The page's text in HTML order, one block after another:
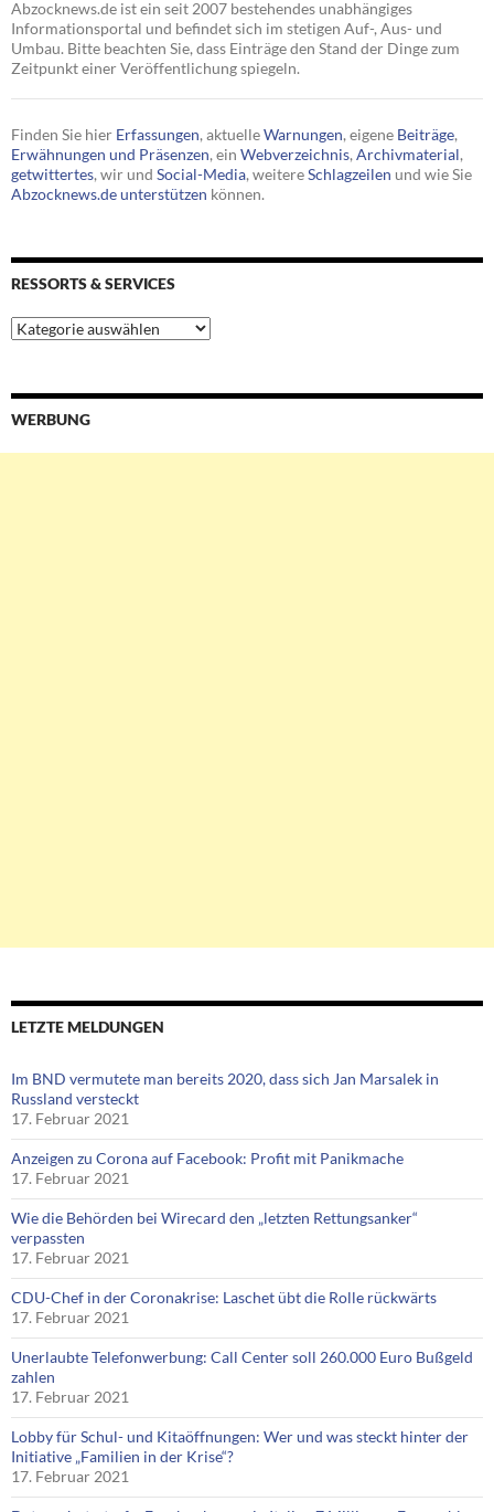
Abzocknews.de ist ein seit 2007 bestehendes unabhängiges
Informationsportal und befindet sich im stetigen Auf-, Aus- und
Umbau. Bitte beachten Sie, dass Einträge den Stand der Dinge zum
Zeitpunkt einer Veröffentlichung spiegeln.
Finden Sie hier Erfassungen, aktuelleWarnungen, eigene Beiträge,
Erwähnungen und Präsenzen, ein Webverzeichnis, Archivmaterial,
getwittertes, wir und Social-Media, weitereSchlagzeilen und wie Sie
Abzocknews.de unterstützen können.
RESSORTS & SERVICES
Ressorts
&
WERBUNG
LETZTE MELDUNGEN
Im BND vermutete man bereits 2020, dass sich Jan Marsalek in
Russland versteckt
17. Februar 2021
Anzeigen zu Corona auf Facebook: Profit mit Panikmache
17. Februar 2021
Wie die Behörden bei Wirecard den „letzten Rettungsanker“
verpassten
17. Februar 2021
CDU-Chef in der Coronakrise: Laschet übt die Rolle rückwärts
17. Februar 2021
Unerlaubte Telefonwerbung: Call Center soll 260.000 Euro Bußgeld
zahlen
17. Februar 2021
Lobby für Schul- und Kitaöffnungen: Wer und was steckt hinter der
Initiative „Familien in der Krise“?
17. Februar 2021